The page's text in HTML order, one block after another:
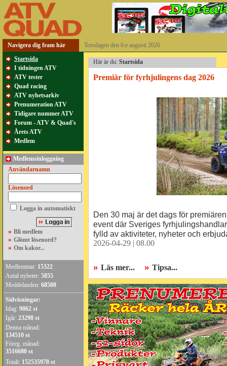
Navigera dig fram här
Torsdagen den 6:e augusti 2026
Startsida
I tidningen ATV
ATV tester
Quad racing
ATV nyhetsarkiv
Prenumeration ATV
Tidigare nummer ATV
Forum - ATV & Quad's
Årets ATV
Medlem
Medlemsinloggning
Användarnamn
Lösenord
Logga in automatiskt
» Bli medlem
» Glömt lösenord?
» Om kakor...
Medlemmar: 15322
Antal nyheter: 5855
Meddelanden: 68508
Sidvisningar:
Idag: 9062 st
Igår: 23298 st
Denna månad:
134510 st
Föreg. månad:
3516680 st
Totalt: 152535978 st
Här är du: Startsida
Premiär för fyrhjulingens dag 2026
Den 30 maj är det dags för
event där Sveriges
fylld av aktiviteter, nyheter och
2026-04-29 | 08.00
» Läs mer... » Tipsa...